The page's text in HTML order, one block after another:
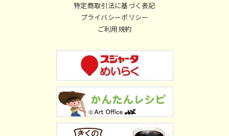
特定商取引法に基づく表記
プライバシーポリシー
ご利用規約